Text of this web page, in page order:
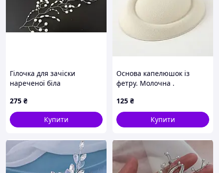
Гілочка для зачіски
нареченої біла
275 ₴
Купити
Основа капелюшок із
фетру. Молочна .
125 ₴
Купити